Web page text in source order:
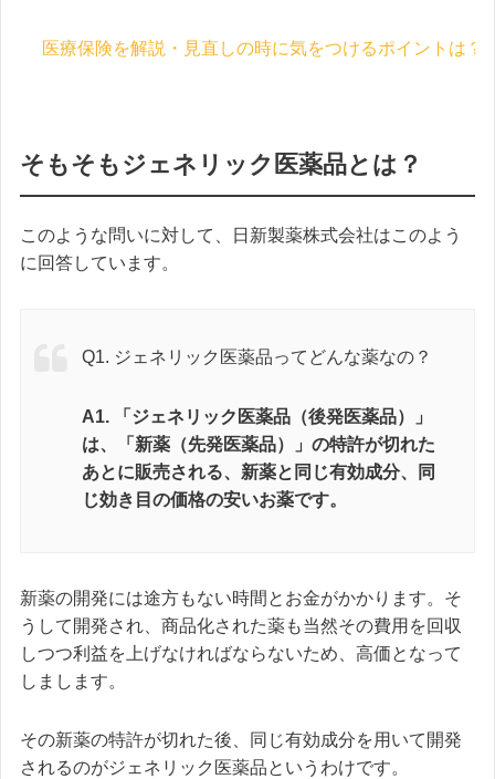
医療保険を解説・見直しの時に気をつけるポイントは？
そもそもジェネリック医薬品とは？
このような問いに対して、日新製薬株式会社はこのよう
に回答しています。
Q1. ジェネリック医薬品ってどんな薬なの？
A1. 「ジェネリック医薬品（後発医薬品）」
は、「新薬（先発医薬品）」の特許が切れた
あとに販売される、新薬と同じ有効成分、同
じ効き目の価格の安いお薬です。
新薬の開発には途方もない時間とお金がかかります。そ
うして開発され、商品化された薬も当然その費用を回収
しつつ利益を上げなければならないため、高価となって
しまします。
その新薬の特許が切れた後、同じ有効成分を用いて開発
されるのがジェネリック医薬品というわけです。